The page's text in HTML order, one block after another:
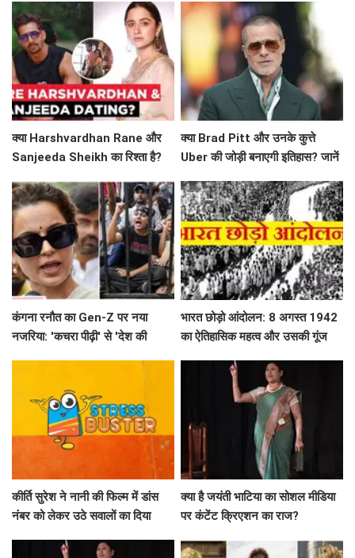
क्या Harshvardhan Rane और
Sanjeeda Sheikh का रिश्ता है?
क्या Brad Pitt और उनके कुत्ते
Uber की जोड़ी बनाएगी इतिहास? जानें
कंगना रनौत का Gen-Z पर नया
नजरिया: 'कचरा पीढ़ी' से 'देश की
भारत छोड़ो आंदोलन: 8 अगस्त 1942
का ऐतिहासिक महत्व और उसकी गूंज
कीर्ति सुरेश ने नानी की फिल्म में डांस
नंबर को लेकर उठे सवालों का दिया
क्या है जयंती भाटिया का सोशल मीडिया
पर कंटेंट क्रिएशन का राज?